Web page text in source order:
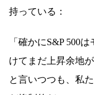
持っている：
「確かにS&P 500
けてまだ上昇余地
と言いつつも、私